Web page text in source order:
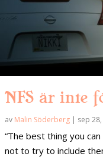
NFS är inte
av Malin Söderberg | sep 28,
“The best thing you
not to try to include